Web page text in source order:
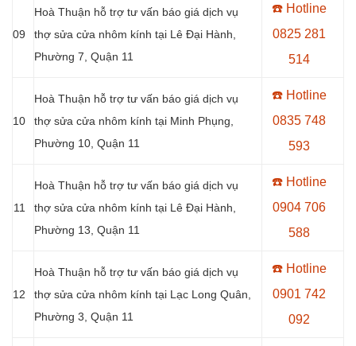
09
Hoà Thuận hỗ trợ tư vấn báo giá dịch vụ
thợ sửa cửa nhôm kính tại Lê Đại Hành,
Phường 7, Quận 11
☎️ Hotline
0825 281
514
10
Hoà Thuận hỗ trợ tư vấn báo giá dịch vụ
thợ sửa cửa nhôm kính tại Minh Phụng,
Phường 10, Quận 11
☎️ Hotline
0835 748
593
11
Hoà Thuận hỗ trợ tư vấn báo giá dịch vụ
thợ sửa cửa nhôm kính tại Lê Đại Hành,
Phường 13, Quận 11
☎️ Hotline
0904 706
588
12
Hoà Thuận hỗ trợ tư vấn báo giá dịch vụ
thợ sửa cửa nhôm kính tại Lạc Long Quân,
Phường 3, Quận 11
☎️ Hotline
0901 742
092